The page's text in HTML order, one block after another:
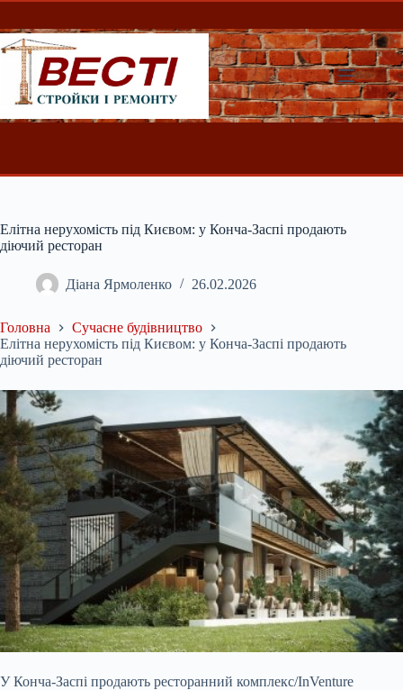
Перейти
вмісту
Елітна нерухомість під Києвом: у Конча-Заспі продають
діючий ресторан
Діана Ярмоленко 26.02.2026
Головна
Сучасне будівництво
Елітна нерухомість під Києвом: у Конча-Заспі продають
діючий ресторан
У Конча-Заспі продають ресторанний комплекс/InVenture